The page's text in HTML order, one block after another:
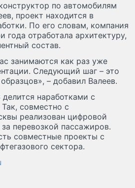
по автомобилям
проект находится в
По его словам, компания
года отработала архитектуру,
состав.
занимаются как раз уже
Следующий шаг – это
– добавил Валеев.
наработками с
совместно с
реализован цифровой
перевозкой пассажиров.
совместные проекты с
сектора.